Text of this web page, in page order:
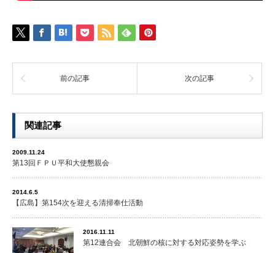
前の記事 次の記事
関連記事
2009.11.24
第13回ＦＰＵ平和大使懇親会
2014.6.5
【広島】第154次を迎える清掃奉仕活動
2016.11.11
第12連合会 北朝鮮の核に対する対応姿勢を学ぶ